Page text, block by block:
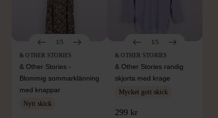
1/5
& OTHER STORIES
& Other Stories -
Blommig sommarklänning
med knappar
Nytt skick
1/5
& OTHER STORIES
& Other Stories randig
skjorta med krage
Mycket gott skick
299 kr